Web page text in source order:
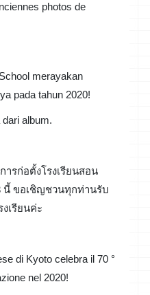
photos de
merayakan
pada tahun 2020!
album.
ารก่อตั้งโรงเรียนสอน
นี้ ขอเชิญชวนทุกท่านรับ
เรียนค่ะ
di Kyoto celebra il 70 °
nel 2020!